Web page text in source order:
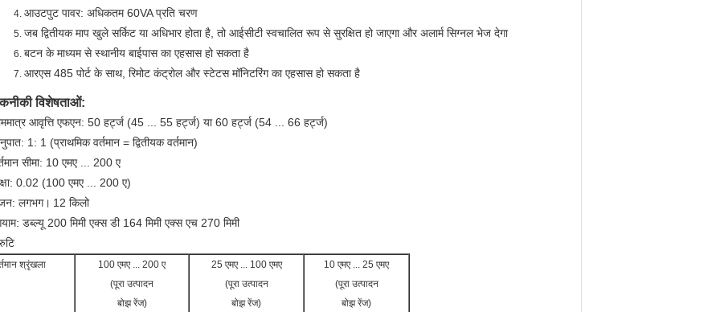
आउटपुट पावर: अधिकतम 60VA प्रति चरण
जब द्वितीयक माप खुले सर्किट या अधिभार होता है, तो आईसीटी स्वचालित रूप से सुरक्षित हो जाएगा और अलार्म सिग्नल भेज देगा
बटन के माध्यम से स्थानीय बाईपास का एहसास हो सकता है
आरएस 485 पोर्ट के साथ, रिमोट कंट्रोल और स्टेटस मॉनिटरिंग का एहसास हो सकता है
विशेषताओं:
आवृत्ति एफएन: 50 हर्ट्ज (45 ... 55 हर्ट्ज) या 60 हर्ट्ज (54 ... 66 हर्ट्ज)
1: 1 (प्राथमिक वर्तमान = द्वितीयक वर्तमान)
सीमा: 10 एमए ... 200 ए
0.02 (100 एमए ... 200 ए)
लगभग। 12 किलो
डब्ल्यू 200 मिमी एक्स डी 164 मिमी एक्स एच 270 मिमी
श्रृंखला
100 एमए ... 200 ए
(पूरा उत्पादन
बोझ रेंज)
25 एमए ... 100 एमए
(पूरा उत्पादन
बोझ रेंज)
10 एमए ... 25 एमए
(पूरा उत्पादन
बोझ रेंज)